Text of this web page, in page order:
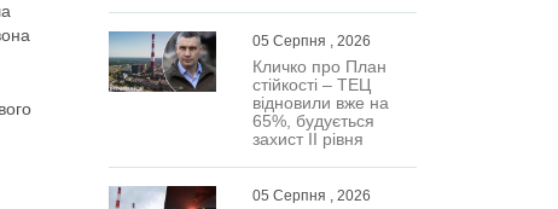
05 Серпня , 2026
Кличко про План
стійкості – ТЕЦ
відновили вже на
65%, будується
захист ІІ рівня
05 Серпня , 2026